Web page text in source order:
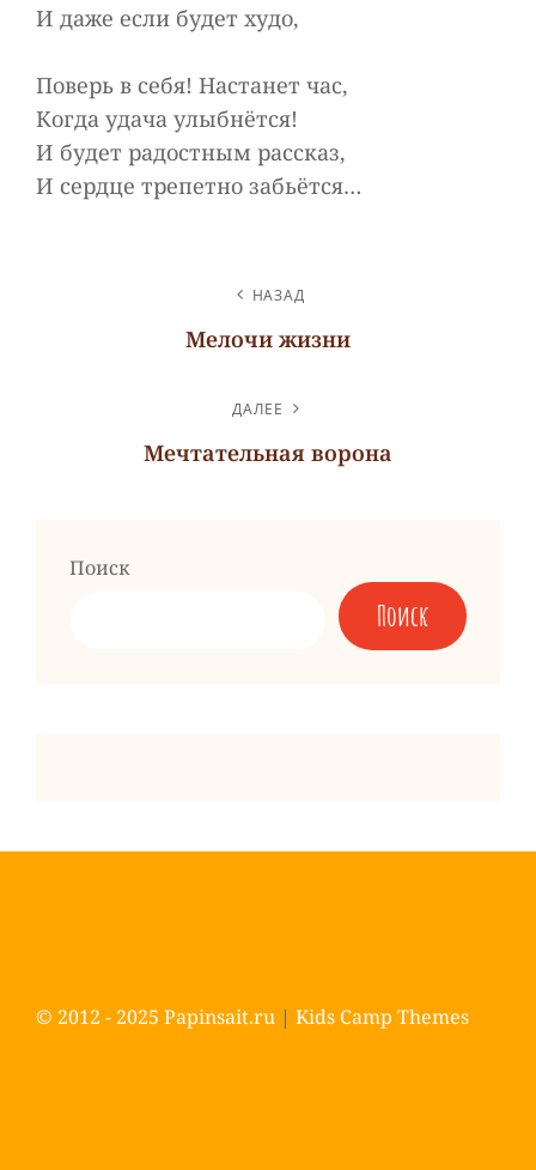
И даже если будет худо,
Поверь в себя! Настанет час,
Когда удача улыбнётся!
И будет радостным рассказ,
И сердце трепетно забьётся…
НАЗАД
Мелочи жизни
ДАЛЕЕ
Мечтательная ворона
Поиск
Поиск
© 2012 - 2025 Papinsait.ru | Kids Camp Themes